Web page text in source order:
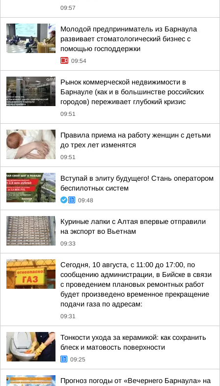
09:57
Молодой предприниматель из Барнаула
развивает стоматологический бизнес с
помощью господдержки
09:54
Рынок коммерческой недвижимости в
Барнауле (как и в большинстве российских
городов) переживает глубокий кризис
09:51
Правила приема на работу женщин с детьми
до трех лет изменятся
09:51
Вступай в элиту будущего! Стань оператором
беспилотных систем
09:48
Куриные лапки с Алтая впервые отправили
на экспорт во Вьетнам
09:33
Сегодня, 10 августа, с 11:00 до 17:00, по
сообщению администрации, в Бийске в связи
с проведением плановых ремонтных работ
будет произведено временное прекращение
подачи газа по адресам:
09:31
Тонкости ухода за керамикой: как сохранить
блеск и матовость поверхности
09:25
Прогноз погоды от «Вечернего Барнаула» на